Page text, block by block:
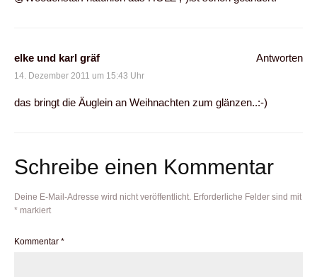
elke und karl gräf
14. Dezember 2011 um 15:43 Uhr
das bringt die Äuglein an Weihnachten zum glänzen..:-)
Antworten
Schreibe einen Kommentar
Deine E-Mail-Adresse wird nicht veröffentlicht. Erforderliche Felder sind mit
* markiert
Kommentar *